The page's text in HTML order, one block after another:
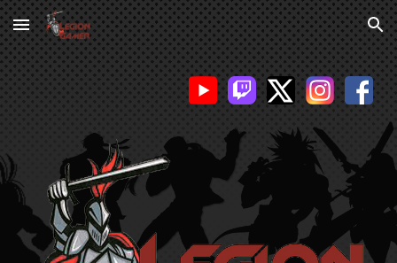
Skip to main content Skip to navigation